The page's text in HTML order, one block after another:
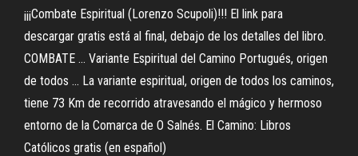
¡¡¡Combate Espiritual (Lorenzo Scupoli)!!! El link para
descargar gratis está al final, debajo de los detalles del libro.
COMBATE ... Variante Espiritual del Camino Portugués, origen
de todos ... La variante espiritual, origen de todos los caminos,
tiene 73 Km de recorrido atravesando el mágico y hermoso
entorno de la Comarca de O Salnés. El Camino: Libros
Católicos gratis (en español)